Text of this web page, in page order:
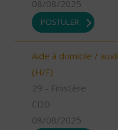
08/08/2025
POSTULER
Aide à domicile /
(H/F)
29 - Finistère
CDD
08/08/2025